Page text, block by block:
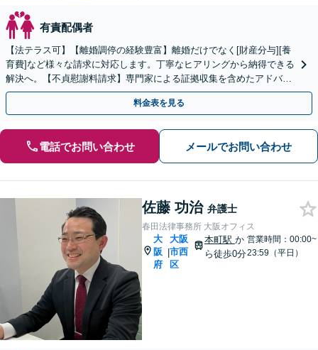
有責配偶者
【法テラス可】【離婚調停の経験豊富】離婚だけでなく[財産分与][養
育費]など様々な請求に対応します。丁寧なヒアリングから納得できる
解決へ。【不貞慰謝料請求】専門家による証拠収集を含めたアドバイ
スも【肥後橋駅徒歩2分】【初回面談60分無料】
料金表を見る
電話でお問い合わせ メールでお問い合わせ
佐藤 功治 弁護士
春田法律事務所 大阪オフィス
大
阪
府
|
大阪
市西
区
本町駅 か
ら徒歩0分
営業時間：00:00~
23:59（平日）